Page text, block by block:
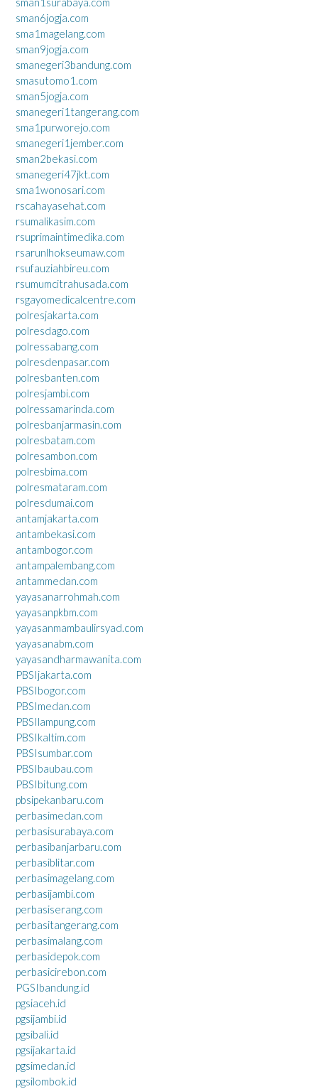
sman6jogja.com
sma1magelang.com
sman9jogja.com
smanegeri3bandung.com
smasutomo1.com
sman5jogja.com
smanegeri1tangerang.com
sma1purworejo.com
smanegeri1jember.com
sman2bekasi.com
smanegeri47jkt.com
sma1wonosari.com
rscahayasehat.com
rsumalikasim.com
rsuprimaintimedika.com
rsarunlhokseumaw.com
rsufauziahbireu.com
rsumumcitrahusada.com
rsgayomedicalcentre.com
polresjakarta.com
polresdago.com
polressabang.com
polresdenpasar.com
polresbanten.com
polresjambi.com
polressamarinda.com
polresbanjarmasin.com
polresbatam.com
polresambon.com
polresbima.com
polresmataram.com
polresdumai.com
antamjakarta.com
antambekasi.com
antambogor.com
antampalembang.com
antammedan.com
yayasanarrohmah.com
yayasanpkbm.com
yayasanmambaulirsyad.com
yayasanabm.com
yayasandharmawanita.com
PBSIjakarta.com
PBSIbogor.com
PBSImedan.com
PBSIlampung.com
PBSIkaltim.com
PBSIsumbar.com
PBSIbaubau.com
PBSIbitung.com
pbsipekanbaru.com
perbasimedan.com
perbasisurabaya.com
perbasibanjarbaru.com
perbasiblitar.com
perbasimagelang.com
perbasijambi.com
perbasiserang.com
perbasitangerang.com
perbasimalang.com
perbasidepok.com
perbasicirebon.com
PGSIbandung.id
pgsiaceh.id
pgsijambi.id
pgsibali.id
pgsijakarta.id
pgsimedan.id
pgsilombok.id